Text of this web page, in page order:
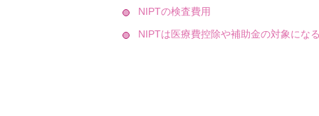
NIPTの検査費用
NIPTは医療費控除や補助金の対象にな